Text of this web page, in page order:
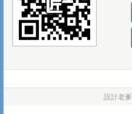
設計老爹